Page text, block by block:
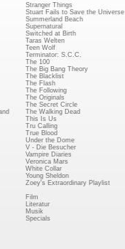
Stranger Things
Stuart Fails to Save the Universe
Summerland Beach
Supernatural
Switched at Birth
Taras Welten
Teen Wolf
Terminator: S.C.C.
The 100
The Big Bang Theory
The Blacklist
The Flash
The Following
The Originals
The Secret Circle
The Walking Dead
This Is Us
Tru Calling
True Blood
Under the Dome
V - Die Besucher
Vampire Diaries
Veronica Mars
White Collar
Young Sheldon
Zoey's Extraordinary Playlist
Film
Literatur
Musik
Specials